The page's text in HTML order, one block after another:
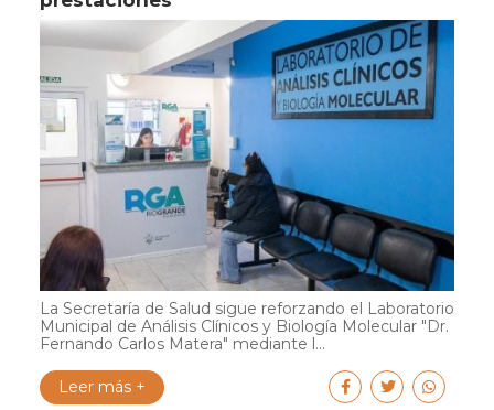
La Secretaría de Salud sigue reforzando el Laboratorio
Municipal de Análisis Clínicos y Biología Molecular "Dr.
Fernando Carlos Matera" mediante l...
Leer más +